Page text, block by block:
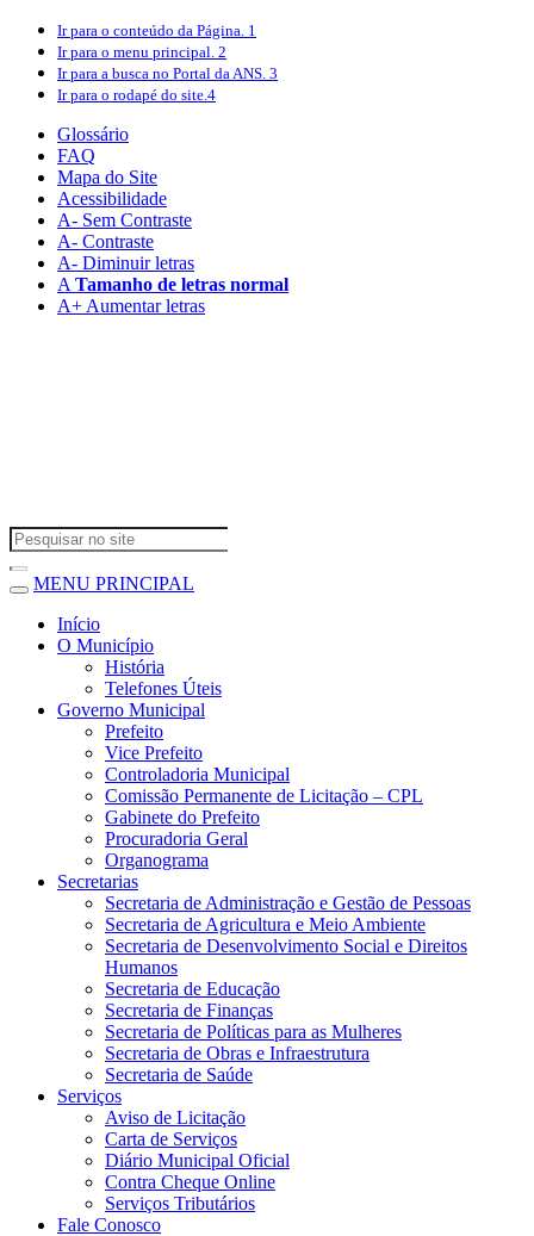
Ir para o conteúdo da Página. 1
Ir para o menu principal. 2
Ir para a busca no Portal da ANS. 3
Ir para o rodapé do site.4
Glossário
FAQ
Mapa do Site
Acessibilidade
A- Sem Contraste
A- Contraste
A- Diminuir letras
A Tamanho de letras normal
A+ Aumentar letras
MENU PRINCIPAL
Início
O Município
História
Telefones Úteis
Governo Municipal
Prefeito
Vice Prefeito
Controladoria Municipal
Comissão Permanente de Licitação – CPL
Gabinete do Prefeito
Procuradoria Geral
Organograma
Secretarias
Secretaria de Administração e Gestão de Pessoas
Secretaria de Agricultura e Meio Ambiente
Secretaria de Desenvolvimento Social e Direitos
Humanos
Secretaria de Educação
Secretaria de Finanças
Secretaria de Políticas para as Mulheres
Secretaria de Obras e Infraestrutura
Secretaria de Saúde
Serviços
Aviso de Licitação
Carta de Serviços
Diário Municipal Oficial
Contra Cheque Online
Serviços Tributários
Fale Conosco